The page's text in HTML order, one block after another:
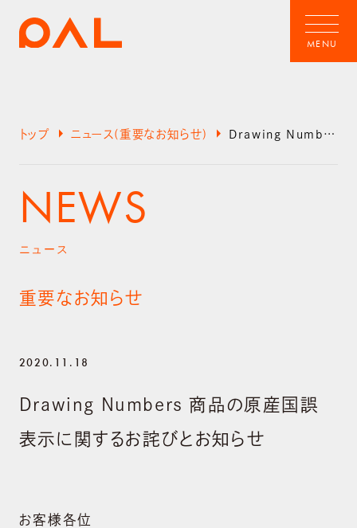
トップ arrow_right ニュース(重要なお知らせ) arrow_right Drawing Numbers 商品の原産国誤表示に関するお詫びとお知らせ
NEWS
ニュース
重要なお知らせ
2020.11.18
Drawing Numbers 商品の原産国誤
表示に関するお詫びとお知らせ
お客様各位